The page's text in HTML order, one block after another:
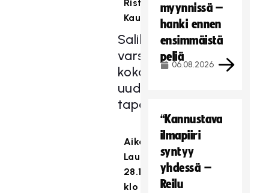
Risto
Kauppinen
Salibandyliiton
varsinainen
kokous:
uudet
tapahtumatiedot
Aika:
Lauantai
28.11.
klo
myynnissä –
hanki ennen
ensimmäistä
peliä
06.08.2026
“Kannustava
ilmapiiri
syntyy
yhdessä –
Reilu